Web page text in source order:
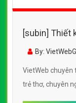
[subin] Thiết
Shop trẻ thơ
By:
VietWeb chuyên
trẻ thơ, chuyên